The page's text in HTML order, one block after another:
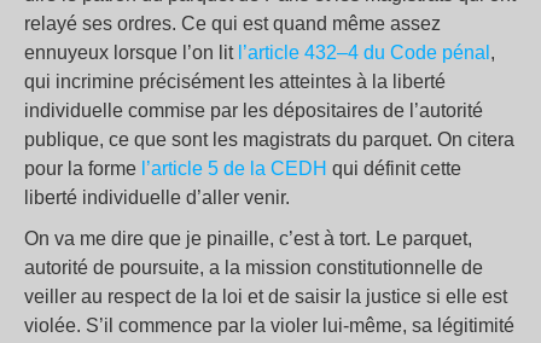
relayé ses ordres. Ce qui est quand même assez
ennuyeux lorsque l’on lit l’article 432–4 du Code pénal ,
qui incrimine précisément les atteintes à la liberté
individuelle commise par les dépositaires de l’autorité
publique, ce que sont les magistrats du parquet. On citera
pour la forme l’article 5 de la CEDH qui définit cette
liberté individuelle d’aller venir.
On va me dire que je pinaille, c’est à tort. Le parquet,
autorité de poursuite, a la mission constitutionnelle de
veiller au respect de la loi et de saisir la justice si elle est
violée. S’il commence par la violer lui-même, sa légitimité